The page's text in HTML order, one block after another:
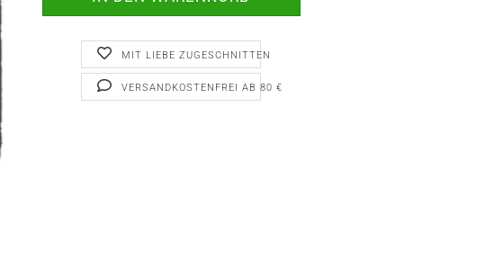
MIT LIEBE ZUGESCHNITTEN
VERSANDKOSTENFREI AB 80 €